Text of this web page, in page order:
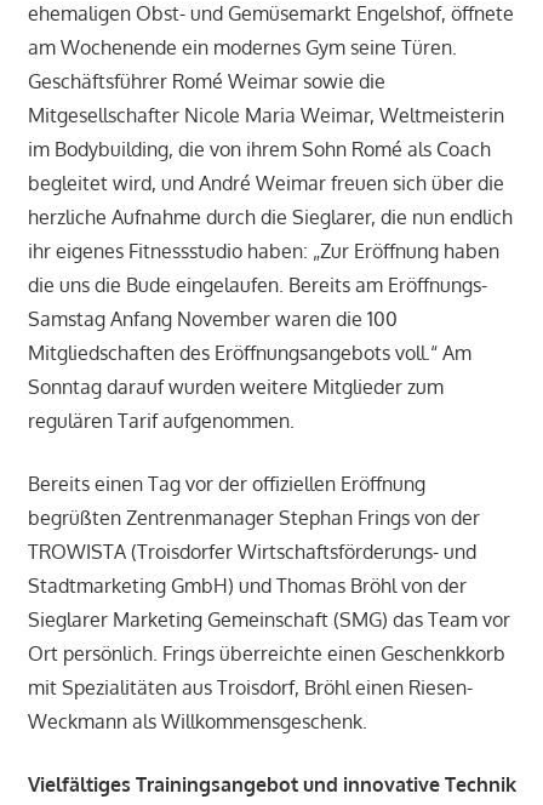
ehemaligen Obst- und Gemüsemarkt Engelshof, öffnete
am Wochenende ein modernes Gym seine Türen.
Geschäftsführer Romé Weimar sowie die
Mitgesellschafter Nicole Maria Weimar, Weltmeisterin
im Bodybuilding, die von ihrem Sohn Romé als Coach
begleitet wird, und André Weimar freuen sich über die
herzliche Aufnahme durch die Sieglarer, die nun endlich
ihr eigenes Fitnessstudio haben: „Zur Eröffnung haben
die uns die Bude eingelaufen. Bereits am Eröffnungs-
Samstag Anfang November waren die 100
Mitgliedschaften des Eröffnungsangebots voll.“ Am
Sonntag darauf wurden weitere Mitglieder zum
regulären Tarif aufgenommen.
Bereits einen Tag vor der offiziellen Eröffnung
begrüßten Zentrenmanager Stephan Frings von der
TROWISTA (Troisdorfer Wirtschaftsförderungs- und
Stadtmarketing GmbH) und Thomas Bröhl von der
Sieglarer Marketing Gemeinschaft (SMG) das Team vor
Ort persönlich. Frings überreichte einen Geschenkkorb
mit Spezialitäten aus Troisdorf, Bröhl einen Riesen-
Weckmann als Willkommensgeschenk.
Vielfältiges Trainingsangebot und innovative Technik